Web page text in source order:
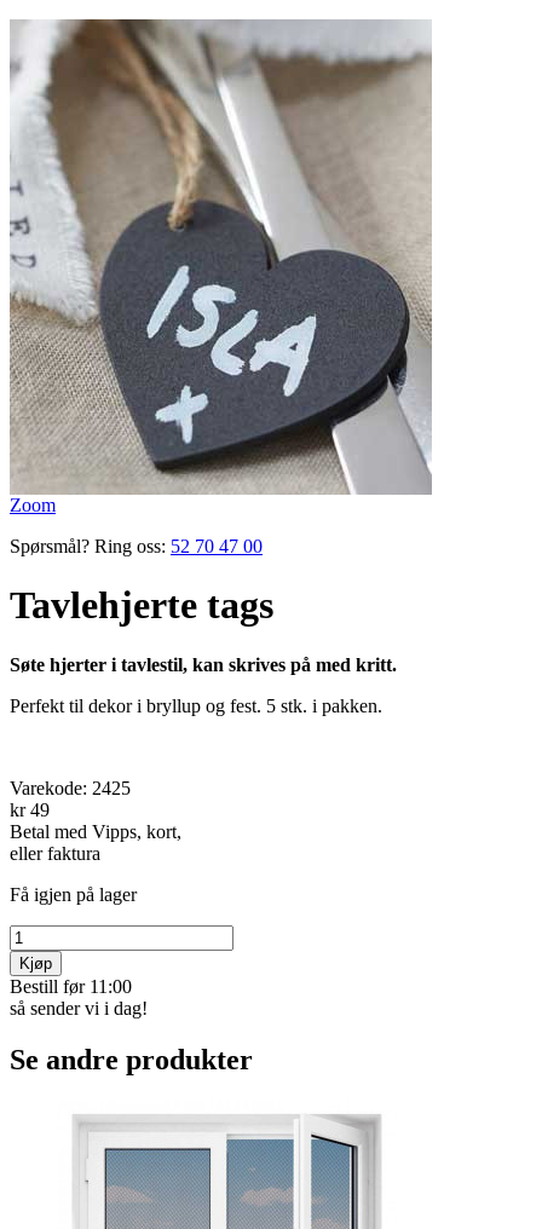
Zoom
Spørsmål? Ring oss: 52 70 47 00
Tavlehjerte tags
Søte hjerter i tavlestil, kan skrives på med kritt.
Perfekt til dekor i bryllup og fest. 5 stk. i pakken.
Varekode: 2425
kr 49
Betal med Vipps, kort,
eller faktura
Få igjen på lager
Kjøp
Bestill før 11:00
så sender vi i dag!
Se andre produkter